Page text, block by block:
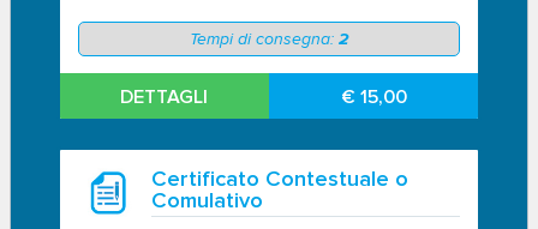
Tempi di consegna: 2
DETTAGLI € 15,00
Certificato Contestuale o
Comulativo